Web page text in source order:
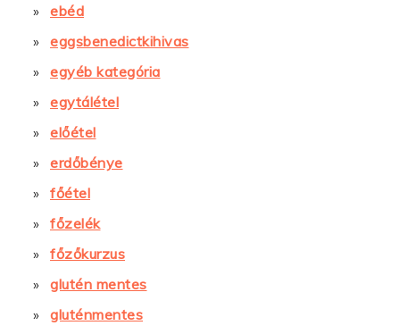
ebéd
eggsbenedictkihivas
egyéb kategória
egytálétel
előétel
erdőbénye
főétel
főzelék
főzőkurzus
glutén mentes
gluténmentes